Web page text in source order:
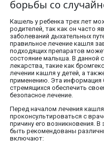
борьбы со
Кашель у ребенка трех лет
родителей, так как он часто
заболеваний дыхательных
правильное лечение кашля
подходящих препаратов
состояние малыша. В данной
лекарства, такие как
лечении кашля у детей, а
применению. Эта информация
стремящихся обеспечить
безопасное лечение.
Перед началом лечения
проконсультироваться с
причину его возникновения.
быть рекомендованы
включают: